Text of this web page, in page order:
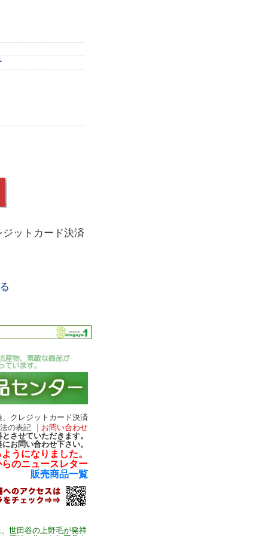
ットカード決済
クレジットカード決済
の表記
お問い合わせ
させていただきます。
お問い合わせ下さい。
うになりました。
のニュースレター
販売商品一覧
世田谷の上野毛が発祥